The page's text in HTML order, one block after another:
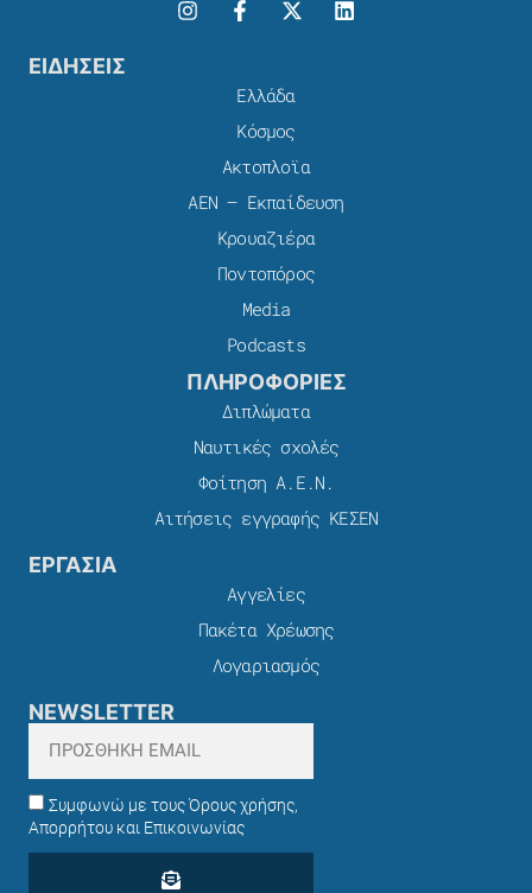
ΕΙΔΗΣΕΙΣ
Ελλάδα
Κόσμος
Ακτοπλοϊα
ΑΕΝ – Εκπαίδευση
Κρουαζιέρα
Ποντοπόρος
Media
Podcasts
ΠΛΗΡΟΦΟΡΙΕΣ
Διπλώματα
Ναυτικές σχολές
Φοίτηση Α.Ε.Ν.
Αιτήσεις εγγραφής ΚΕΣΕΝ
ΕΡΓΑΣΙΑ
Αγγελίες
Πακέτα Χρέωσης​
Λογαριασμός
NEWSLETTER
Συμφωνώ με τους Όρους χρήσης,
Απορρήτου και Επικοινωνίας